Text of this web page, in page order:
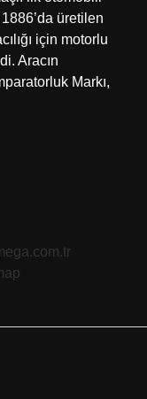
üretilen
için motorlu
Aracın
Markı,